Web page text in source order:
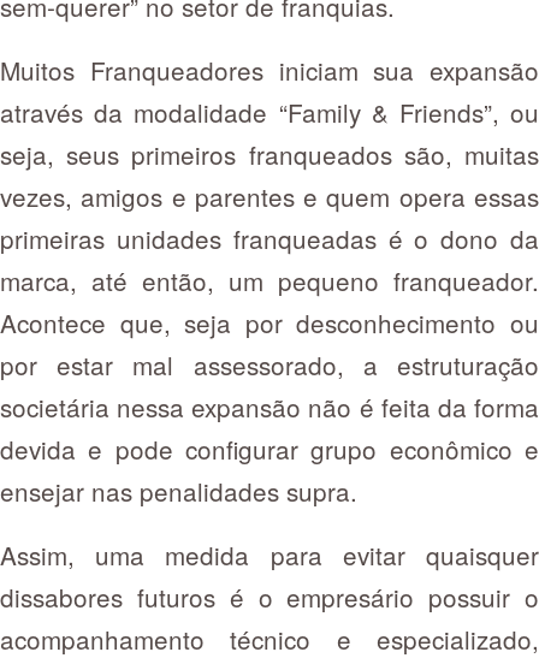
Muitos Franqueadores iniciam sua expansão
através da modalidade “Family & Friends”, ou
seja, seus primeiros franqueados são, muitas
vezes, amigos e parentes e quem opera essas
primeiras unidades franqueadas é o dono da
marca, até então, um pequeno franqueador.
Acontece que, seja por desconhecimento ou
por estar mal assessorado, a estruturação
societária nessa expansão não é feita da forma
devida e pode configurar grupo econômico e
ensejar nas penalidades supra.
Assim, uma medida para evitar quaisquer
dissabores futuros é o empresário possuir o
acompanhamento técnico e especializado,